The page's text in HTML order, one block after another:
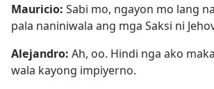
Mauricio: Sabi mo, ngayon mo lang
pala naniniwala ang mga Saksi ni
Alejandro: Ah, oo. Hindi nga ako
wala kayong impiyerno.